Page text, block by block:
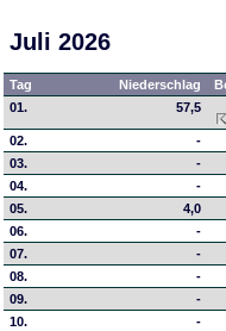
Juli 2026
Tag Niederschlag
01.
57,5
02. -
03.
-
04.
-
05.
4,0
06.
-
07.
-
08.
-
09.
-
10.
-